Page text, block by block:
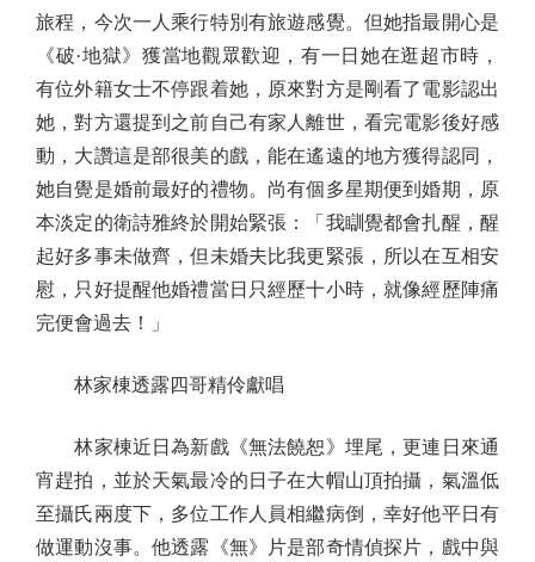
旅程，今次一人乘行特別有旅遊感覺。但她指最開心是
《破·地獄》獲當地觀眾歡迎，有一日她在逛超市時，
有位外籍女士不停跟着她，原來對方是剛看了電影認出
她，對方還提到之前自己有家人離世，看完電影後好感
動，大讚這是部很美的戲，能在遙遠的地方獲得認同，
她自覺是婚前最好的禮物。尚有個多星期便到婚期，原
本淡定的衛詩雅終於開始緊張：「我瞓覺都會扎醒，醒
起好多事未做齊，但未婚夫比我更緊張，所以在互相安
慰，只好提醒他婚禮當日只經歷十小時，就像經歷陣痛
完便會過去！」
林家棟透露四哥精伶獻唱
林家棟近日為新戲《無法饒恕》埋尾，更連日來通
宵趕拍，並於天氣最冷的日子在大帽山頂拍攝，氣溫低
至攝氏兩度下，多位工作人員相繼病倒，幸好他平日有
做運動沒事。他透露《無》片是部奇情偵探片，戲中與